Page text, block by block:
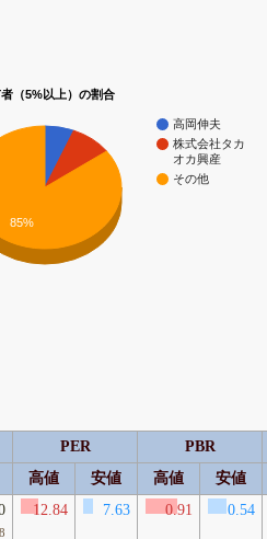
（5%以上）の割合
高岡伸夫
株式会社タカ
オカ興産
その他
85%
PER PBR
高値 安値 高値 安値
12.84 7.63 0.91 0.54